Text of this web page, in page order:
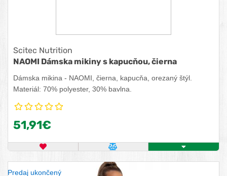
Scitec Nutrition
NAOMI Dámska mikiny s kapucňou, čierna
Dámska mikina - NAOMI, čierna, kapucňa, orezaný štýl.
Materiál: 70% polyester, 30% bavlna.
51,91€
OBĽÚBENÝ PRODUKTPOROVNAŤ PRODUKTZISTITE VIAC
Predaj ukončený